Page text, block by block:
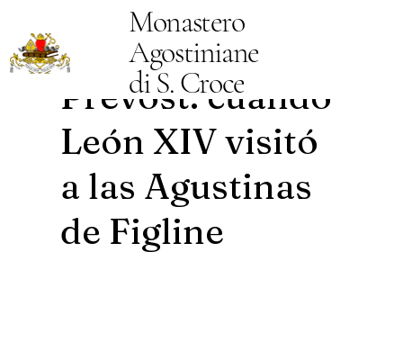
Monastero
Agostiniane
di S. Croce
La sorpresa de
Prevost: cuando
León XIV visitó
a las Agustinas
de Figline
augustine order 16 ago 2025